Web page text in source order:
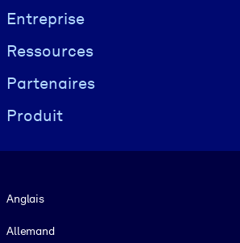
Visually hidden Text
Entreprise
Ressources
Partenaires
Produit
Anglais
Allemand